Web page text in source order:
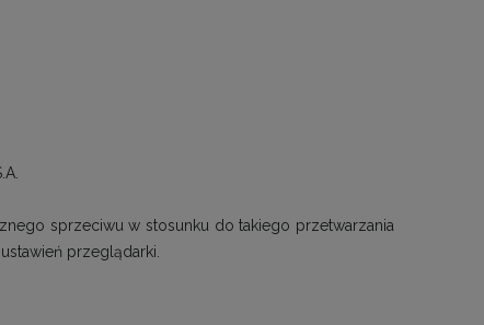
sprzeciwu w stosunku do takiego przetwarzania
przeglądarki.